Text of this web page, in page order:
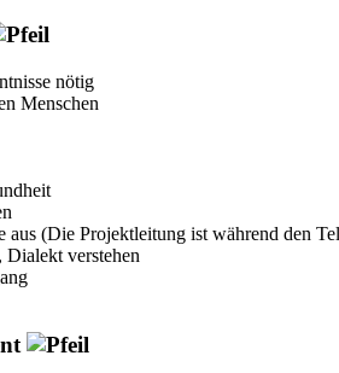
nötig
Menschen
(Die Projektleitung ist während den
Dialekt verstehen